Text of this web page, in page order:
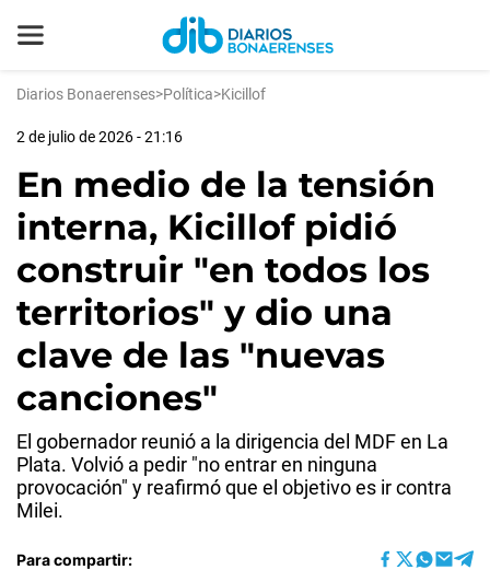
Diarios Bonaerenses>Política>Kicillof
2 de julio de 2026 - 21:16
En medio de la tensión
interna, Kicillof pidió
construir "en todos los
territorios" y dio una
clave de las "nuevas
canciones"
El gobernador reunió a la dirigencia del MDF en La
Plata. Volvió a pedir "no entrar en ninguna
provocación" y reafirmó que el objetivo es ir contra
Milei.
Para compartir: